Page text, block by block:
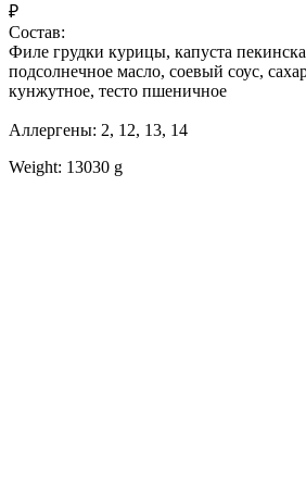
₽
Состав:
Филе грудки курицы, капуста
подсолнечное масло, соевый соус,
кунжутное, тесто пшеничное
Аллергены: 2, 12, 13, 14
Weight: 13030 g